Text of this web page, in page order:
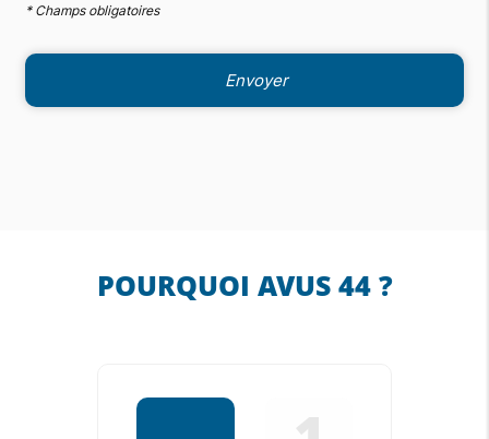
* Champs obligatoires
POURQUOI AVUS 44 ?